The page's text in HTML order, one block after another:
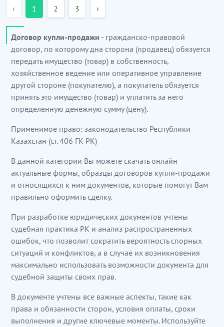
‹ 1 2 3 ›
Договор купли-продажи - гражданско-правовой
договор, по которому дна сторона (продавец) обязуется
передать имущество (товар) в собственность,
хозяйственное ведение или оперативное управление
другой стороне (покупателю), а покупатель обязуется
принять это имущество (товар) и уплатить за него
определенную денежную сумму (цену).
Применимое право: законодательство Республики
Казахстан (ст. 406 ГК РК)
В данной категории Вы можете скачать онлайн
актуальные формы, образцы договоров купли-продажи
и относящихся к ним документов, которые помогут Вам
правильно оформить сделку.
При разработке юридических документов учтены
судебная практика РК и анализ распространенных
ошибок, что позволит сократить вероятность спорных
ситуаций и конфликтов, а в случае их возникновения
максимально использовать возможности документа для
судебной защиты своих прав.
В документе учтены все важные аспекты, такие как
права и обязанности сторон, условия оплаты, сроки
выполнения и другие ключевые моменты. Используйте